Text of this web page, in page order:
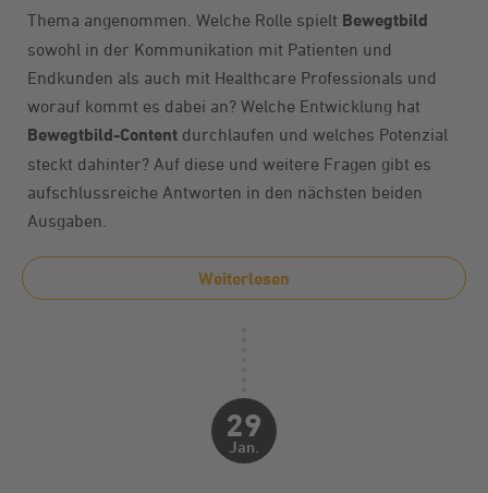
Thema angenommen. Welche Rolle spielt Bewegtbild
sowohl in der Kommunikation mit Patienten und
Endkunden als auch mit Healthcare Professionals und
worauf kommt es dabei an? Welche Entwicklung hat
Bewegtbild-Content durchlaufen und welches Potenzial
steckt dahinter? Auf diese und weitere Fragen gibt es
aufschlussreiche Antworten in den nächsten beiden
Ausgaben.
Weiterlesen
29
Jan.